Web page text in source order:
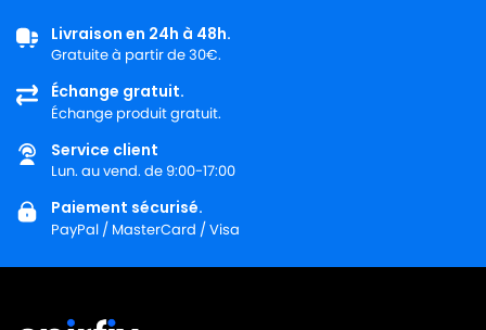
Livraison en 24h à 48h.
Gratuite à partir de 30€.
Échange gratuit.
Échange produit gratuit.
Service client
Lun. au vend. de 9:00-17:00
Paiement sécurisé.
PayPal / MasterCard / Visa